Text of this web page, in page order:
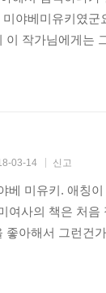
야베미유키였
이 작가님에게는
03-14 신고
베 미유키. 애칭
여사의 책은 처
좋아해서 그런건